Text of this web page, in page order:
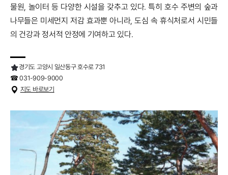
물원, 놀이터 등 다양한 시설을 갖추고 있다. 특히 호수 주변의 숲과
나무들은 미세먼지 저감 효과뿐 아니라, 도심 속 휴식처로서 시민들
의 건강과 정서적 안정에 기여하고 있다.
경기도 고양시 일산동구 호수로 731
☎ 031-909-9000
지도 바로보기